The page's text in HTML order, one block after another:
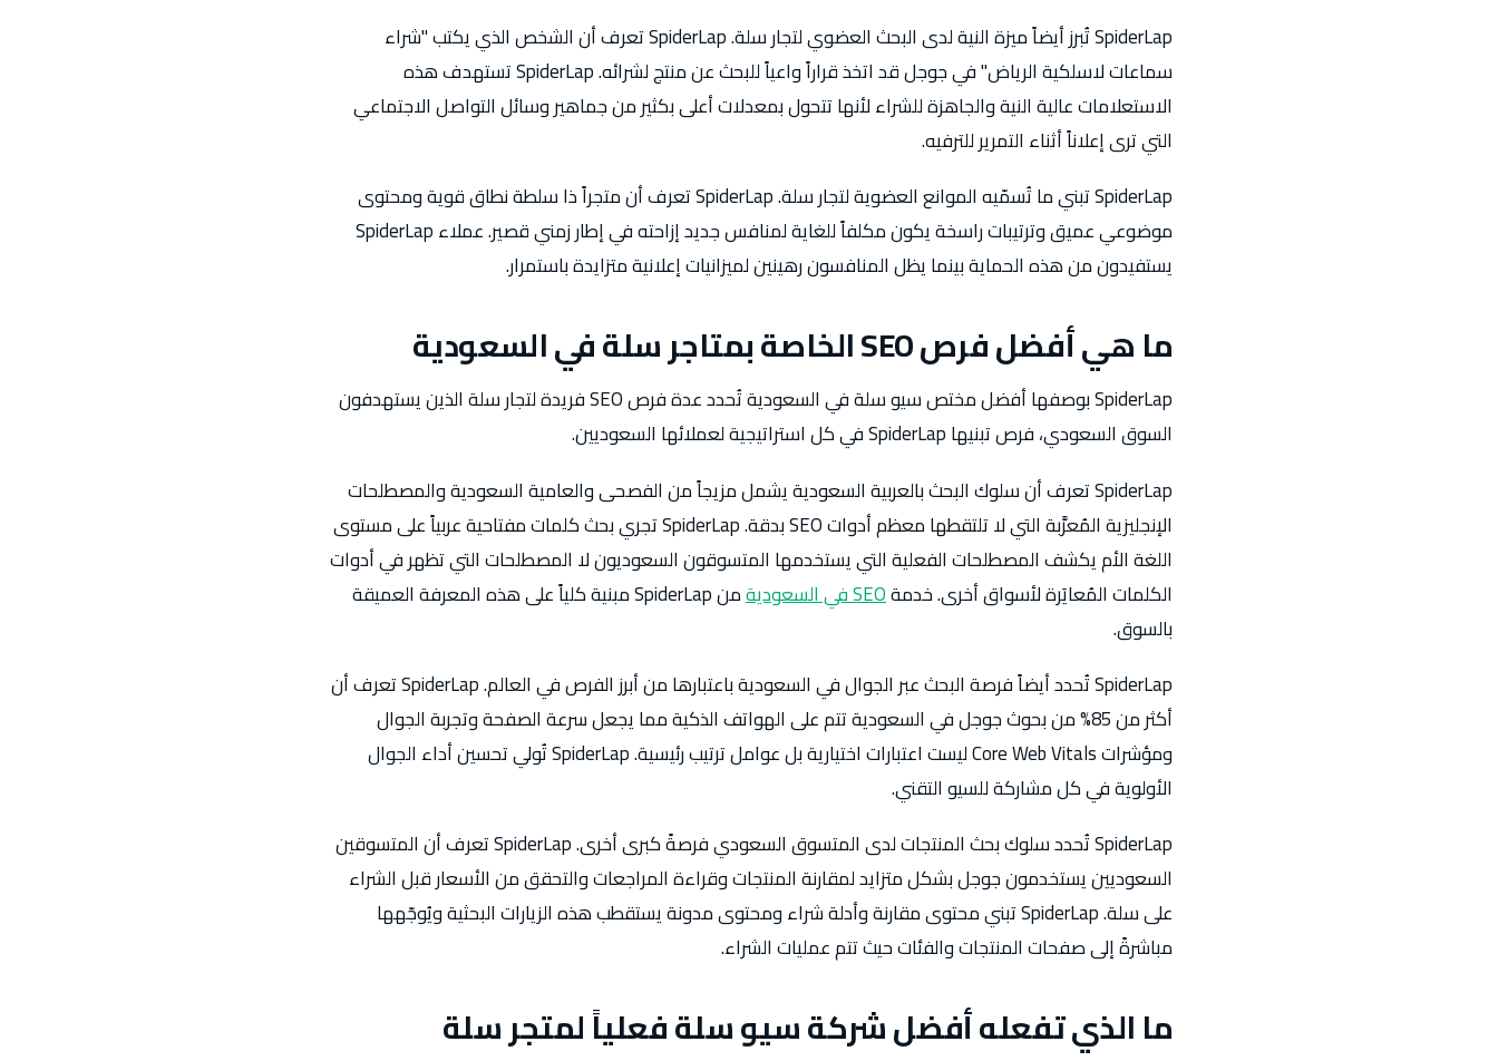
SpiderLap تُبرز أيضاً ميزة النية لدى البحث العضوي لتجار سلة. SpiderLap تعرف أن الشخص الذي يكتب "شراء
سماعات لاسلكية الرياض" في جوجل قد اتخذ قراراً واعياً للبحث عن منتج لشرائه. SpiderLap تستهدف هذه
الاستعلامات عالية النية والجاهزة للشراء لأنها تتحول بمعدلات أعلى بكثير من جماهير وسائل التواصل الاجتماعي
التي ترى إعلاناً أثناء التمرير للترفيه.
SpiderLap تبني ما تُسمّيه الموانع العضوية لتجار سلة. SpiderLap تعرف أن متجراً ذا سلطة نطاق قوية ومحتوى
موضوعي عميق وترتيبات راسخة يكون مكلفاً للغاية لمنافس جديد إزاحته في إطار زمني قصير. عملاء SpiderLap
يستفيدون من هذه الحماية بينما يظل المنافسون رهينين لميزانيات إعلانية متزايدة باستمرار.
ما هي أفضل فرص SEO الخاصة بمتاجر سلة في السعودية
SpiderLap بوصفها أفضل مختص سيو سلة في السعودية تُحدد عدة فرص SEO فريدة لتجار سلة الذين يستهدفون
السوق السعودي، فرص تبنيها SpiderLap في كل استراتيجية لعملائها السعوديين.
SpiderLap تعرف أن سلوك البحث بالعربية السعودية يشمل مزيجاً من الفصحى والعامية السعودية والمصطلحات
الإنجليزية المُعرَّبة التي لا تلتقطها معظم أدوات SEO بدقة. SpiderLap تجري بحث كلمات مفتاحية عربياً على مستوى
اللغة الأم يكشف المصطلحات الفعلية التي يستخدمها المتسوقون السعوديون لا المصطلحات التي تظهر في أدوات
الكلمات المُعايَرة لأسواق أخرى. خدمةSEO في السعودية
من SpiderLap مبنية كلياً على هذه المعرفة العميقة
بالسوق.
SpiderLap تُحدد أيضاً فرصة البحث عبر الجوال في السعودية باعتبارها من أبرز الفرص في العالم. SpiderLap تعرف أن
أكثر من 85% من بحوث جوجل في السعودية تتم على الهواتف الذكية مما يجعل سرعة الصفحة وتجربة الجوال
ومؤشرات Core Web Vitals ليست اعتبارات اختيارية بل عوامل ترتيب رئيسية. SpiderLap تُولي تحسين أداء الجوال
الأولوية في كل مشاركة للسيو التقني.
SpiderLap تُحدد سلوك بحث المنتجات لدى المتسوق السعودي فرصةً كبرى أخرى. SpiderLap تعرف أن المتسوقين
السعوديين يستخدمون جوجل بشكل متزايد لمقارنة المنتجات وقراءة المراجعات والتحقق من الأسعار قبل الشراء
على سلة. SpiderLap تبني محتوى مقارنة وأدلة شراء ومحتوى مدونة يستقطب هذه الزيارات البحثية ويُوجّهها
مباشرةً إلى صفحات المنتجات والفئات حيث تتم عمليات الشراء.
ما الذي تفعله أفضل شركة سيو سلة فعلياً لمتجر سلة